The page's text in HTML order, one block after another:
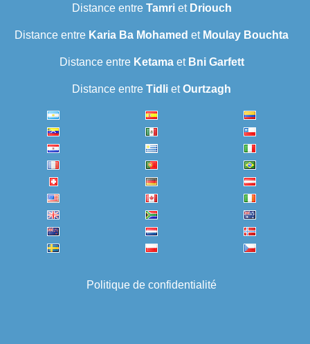
Distance entre Tamriet Driouch
Distance entre Karia Ba Mohamed et Moulay Bouchta
Distance entre Ketamaet Bni Garfett
Distance entre Tidli etOurtzagh
Politique de confidentialité